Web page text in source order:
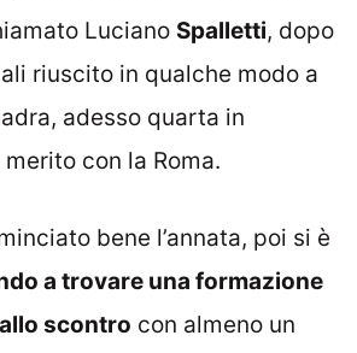
Luciano Spalletti, dopo
riuscito in qualche modo a
adesso quarta in
con la Roma.
bene l’annata, poi si è
a trovare una formazione
scontro con almeno un